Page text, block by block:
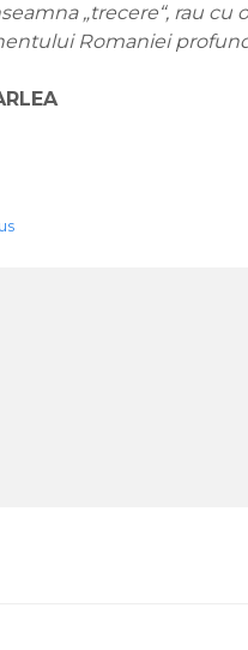
„trecere“, rau
Romaniei